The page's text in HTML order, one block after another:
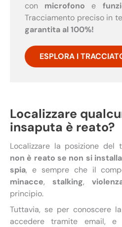
con microfono e
Tracciamento preciso in
garantita al 100%!
ESPLORA I
Localizzare
insaputa è reato?
Localizzare la posizione del
non è reato se non si
spia, e sempre che il
minacce, stalking,
principio.
Tuttavia, se per conoscere
accedere tramite email,